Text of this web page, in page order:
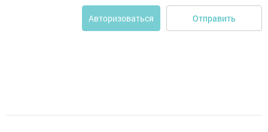
Авторизоваться Отправить